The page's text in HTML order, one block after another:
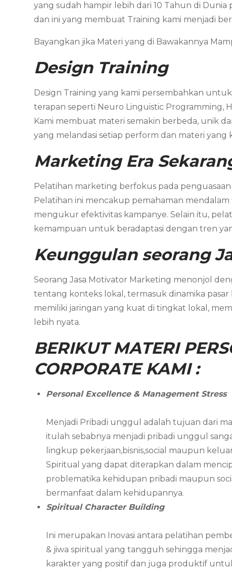
yang sudah hampir lebih dari 10 Tahun di Dunia
dan ini yang membuat Training kami menjadi
Bayangkan jika Materi yang di Bawakannya
Design Training
Design Training yang kami persembahkan
terapan seperti Neuro Linguistic Programming,
Kami membuat materi semakin berbeda, unik
yang melandasi setiap perform dan materi yang
Marketing Era
Pelatihan marketing berfokus pada
Pelatihan ini mencakup pemahaman
mengukur efektivitas kampanye. Selain itu,
kemampuan untuk beradaptasi dengan tren
Keunggulan seorang
Seorang Jasa Motivator Marketing menonjol
tentang konteks lokal, termasuk dinamika
memiliki jaringan yang kuat di tingkat lokal,
lebih nyata.
BERIKUT MATERI
CORPORATE KAMI :
Personal Excellence & Management Stress
Menjadi Pribadi unggul adalah tujuan dari
itulah sebabnya menjadi pribadi unggul
lingkup pekerjaan,bisnis,social maupun
Spiritual yang dapat diterapkan dalam
problematika kehidupan pribadi maupun
bermanfaat dalam kehidupannya.
Spiritual Character Building
Ini merupakan Inovasi antara pelatihan
& jiwa spiritual yang tangguh sehingga
karakter yang positif dan juga produktif